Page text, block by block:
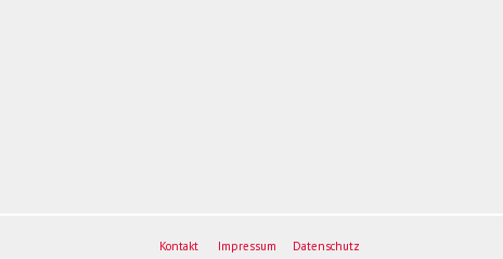
Kontakt Impressum Datenschutz